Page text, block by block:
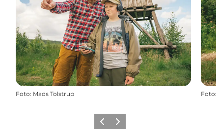
Foto: Mads Tolstrup Foto:
ZurückWeiter